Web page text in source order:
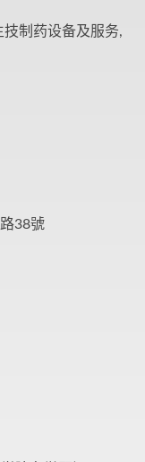
制药设备及服务,
38號